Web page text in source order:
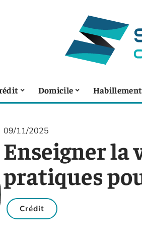
Domicile Habillement
09/11/2025
Enseigner la
pratiques
Crédit